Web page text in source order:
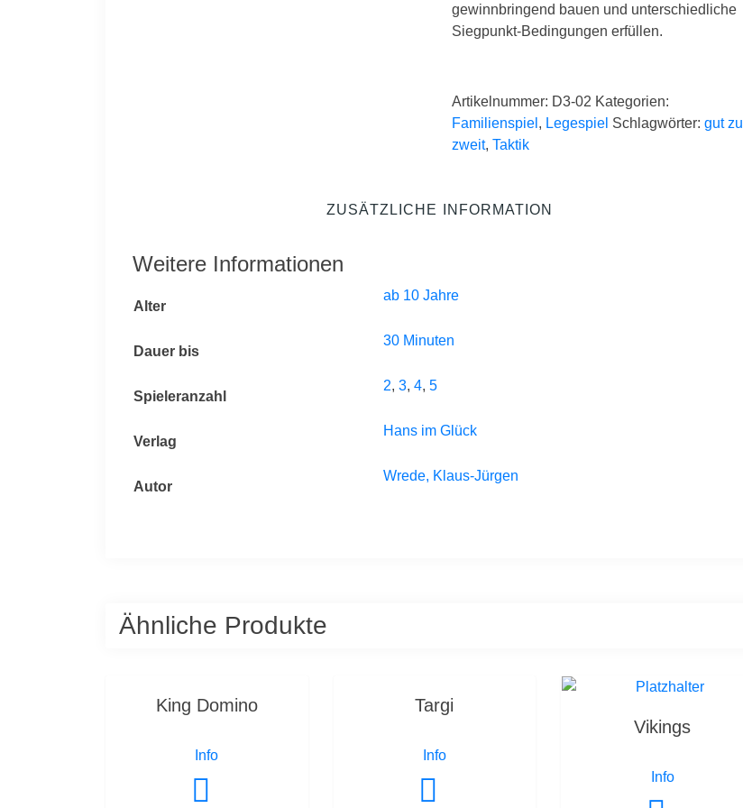
gewinnbringend bauen und unterschiedliche
Siegpunkt-Bedingungen erfüllen.
Artikelnummer: D3-02 Kategorien:
Familienspiel , Legespiel Schlagwörter: gut zu
zweit, Taktik
ZUSÄTZLICHE INFORMATION
Weitere Informationen
Alter
ab 10 Jahre
Dauer bis
30 Minuten
Spieleranzahl
2, 3, 4, 5
Verlag
Hans im Glück
Autor
Wrede, Klaus-Jürgen
Ähnliche Produkte
King Domino
Info
Targi
Info
Vikings
Info